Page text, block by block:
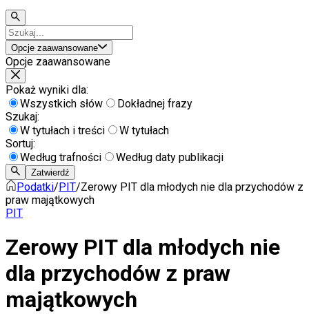
Opcje zaawansowane
Opcje zaawansowane
Pokaż wyniki dla:
Wszystkich słów
Dokładnej frazy
Szukaj:
W tytułach i treści
W tytułach
Sortuj:
Według trafności
Według daty publikacji
Zatwierdź
Podatki/PIT/Zerowy PIT dla młodych nie dla przychodów z
praw majątkowych
PIT
Zerowy PIT dla młodych nie
dla przychodów z praw
majątkowych